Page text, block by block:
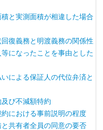
と実測面積が相違した場合
復義務と明渡義務の関係性
になったことを事由とした
による保証人の代位弁済と
び不減額特約
における事前説明の程度
共有者全員の同意の要否